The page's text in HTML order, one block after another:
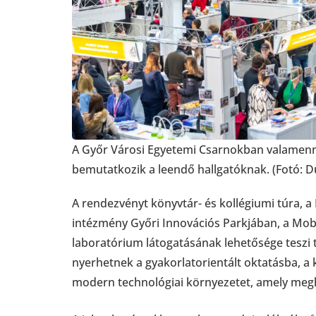
A Győr Városi Egyetemi Csarnokban
bemutatkozik a leendő hallgatóknak. (Fotó:
A rendezvényt könyvtár- és kollégiumi túra,
intézmény Győri Innovációs Parkjában, a
laboratórium látogatásának lehetősége
nyerhetnek a gyakorlatorientált oktatásba,
modern technológiai környezetet, amely